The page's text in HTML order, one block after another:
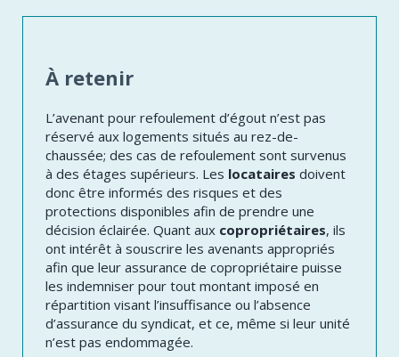
À retenir
L’avenant pour refoulement d’égout n’est pas
réservé aux logements situés au rez-de-
chaussée; des cas de refoulement sont survenus
à des étages supérieurs. Les locataires doivent
donc être informés des risques et des
protections disponibles afin de prendre une
décision éclairée. Quant aux copropriétaires, ils
ont intérêt à souscrire les avenants appropriés
afin que leur assurance de copropriétaire puisse
les indemniser pour tout montant imposé en
répartition visant l’insuffisance ou l’absence
d’assurance du syndicat, et ce, même si leur unité
n’est pas endommagée.